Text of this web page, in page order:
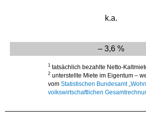
k.a.
– 3,6 %
1 tatsächlich bezahlte Netto-
2 unterstellte Miete im Eigentum –
vom Statistischen Bundesamt
volkswirtschaftlichen